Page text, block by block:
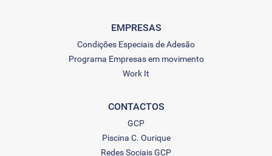
EMPRESAS
Condições Especiais de Adesão
Programa Empresas em movimento
Work It
CONTACTOS
GCP
Piscina C. Ourique
Redes Sociais GCP